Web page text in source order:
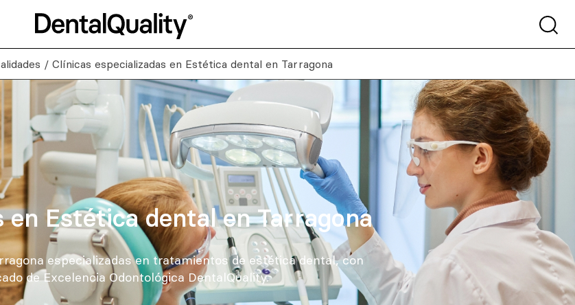
/ Clínicas especializadas en Estética dental en Tarragona
en Estética dental en Tarragona
especializadas en tratamientos de estética dental, con
de Excelencia Odontológica DentalQuality.